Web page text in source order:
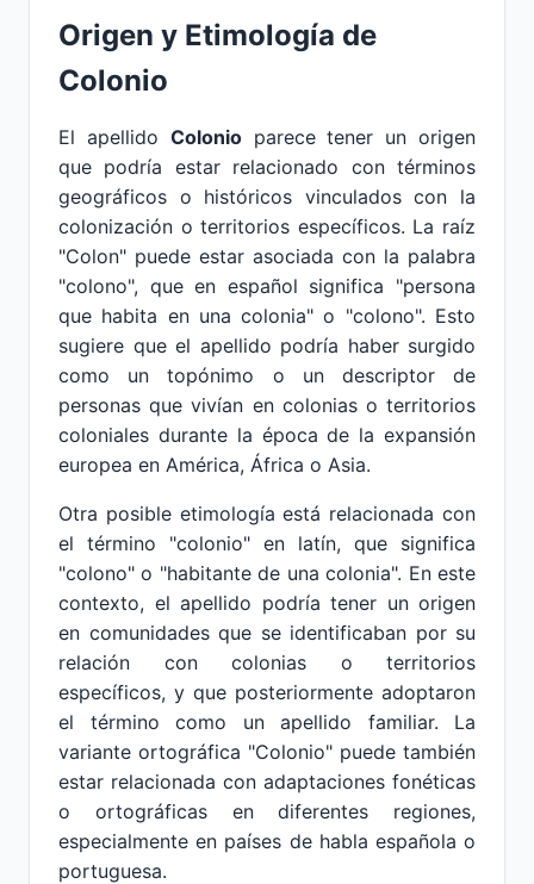
Origen y Etimología de
Colonio
El apellido Colonioparece tener un origen
que podría estar relacionado con términos
geográficos o históricos vinculados con la
colonización o territorios específicos. La raíz
"Colon" puede estar asociada con la palabra
"colono", que en español significa "persona
que habita en una colonia" o "colono". Esto
sugiere que el apellido podría haber surgido
como un topónimo o un descriptor de
personas que vivían en colonias o territorios
coloniales durante la época de la expansión
europea en América, África o Asia.
Otra posible etimología está relacionada con
el término "colonio" en latín, que significa
"colono" o "habitante de una colonia". En este
contexto, el apellido podría tener un origen
en comunidades que se identificaban por su
relación con colonias o territorios
específicos, y que posteriormente adoptaron
el término como un apellido familiar. La
variante ortográfica "Colonio" puede también
estar relacionada con adaptaciones fonéticas
o ortográficas en diferentes regiones,
especialmente en países de habla española o
portuguesa.